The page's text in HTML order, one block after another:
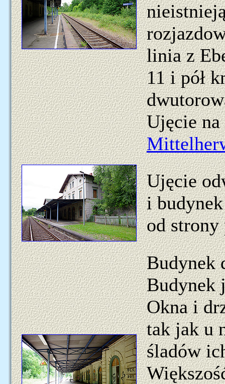
linia z
11 i pół
Ujęcie na
Ujęcie
i
od strony
Budynek
Budynek
Okna i
tak jak u
śladów